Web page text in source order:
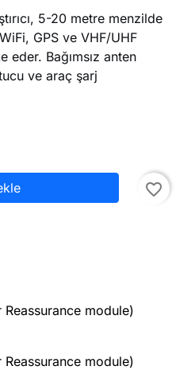
5-20 metre menzilde
GPS ve VHF/UHF
Bağımsız anten
ve araç şarj
favorite_border
module)
module)